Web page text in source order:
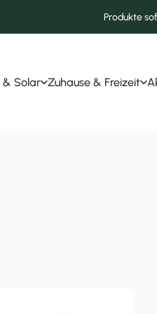
Produkte
& Solar Zuhause & Freizeit